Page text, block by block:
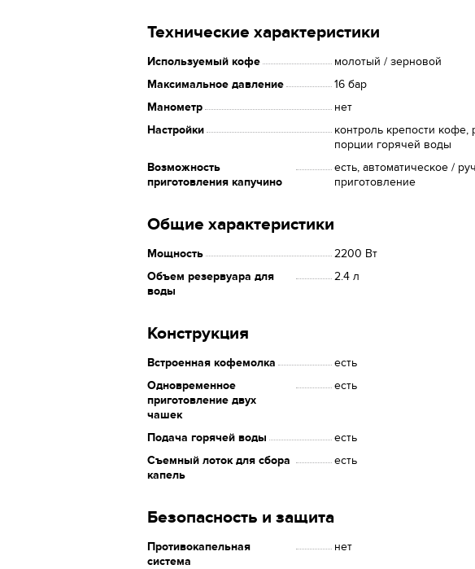
Технические характеристики
Используемый кофе
молотый / зерновой
Максимальное давление
16 бар
Манометр
нет
Настройки
контроль крепости кофе,
порции горячей воды
Возможность
приготовления капучино
есть, автоматическое /
приготовление
Общие характеристики
Мощность
2200 Вт
Объем резервуара для
воды
2.4 л
Конструкция
Встроенная кофемолка
есть
Одновременное
приготовление двух
чашек
есть
Подача горячей воды
есть
Съемный лоток для сбора
капель
есть
Безопасность и защита
Противокапельная
система
нет